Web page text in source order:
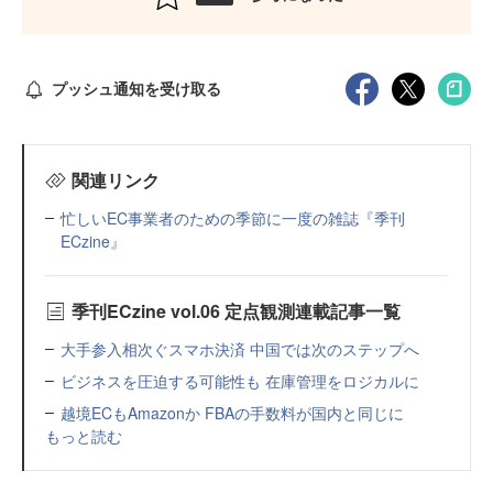
プッシュ通知を受け取る
関連リンク
忙しいEC事業者のための季節に一度の雑誌『季刊
ECzine』
季刊ECzine vol.06 定点観測連載記事一覧
大手参入相次ぐスマホ決済 中国では次のステップへ
ビジネスを圧迫する可能性も 在庫管理をロジカルに
越境ECもAmazonか FBAの手数料が国内と同じに
もっと読む